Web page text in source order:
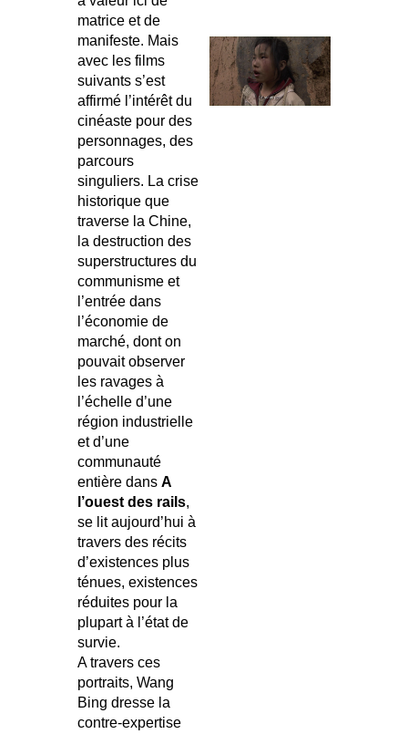
matrice et de
manifeste. Mais
avec les films
suivants s’est
affirmé l’intérêt du
cinéaste pour des
personnages, des
parcours
singuliers. La crise
historique que
traverse la Chine,
la destruction des
superstructures du
communisme et
l’entrée dans
l’économie de
marché, dont on
pouvait observer
les ravages à
l’échelle d’une
région industrielle
et d’une
communauté
entière dans A
l’ouest des rails,
se lit aujourd’hui à
travers des récits
d’existences plus
ténues, existences
réduites pour la
plupart à l’état de
survie.
A travers ces
portraits, Wang
Bing dresse la
contre-expertise